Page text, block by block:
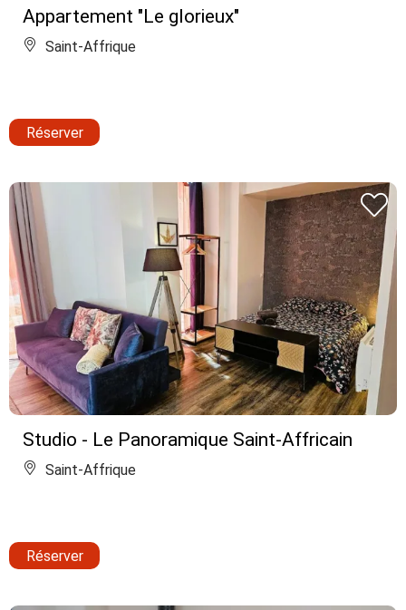
Appartement "Le glorieux"
Saint-Affrique
Réserver
Studio - Le Panoramique Saint-Affricain
Saint-Affrique
Réserver